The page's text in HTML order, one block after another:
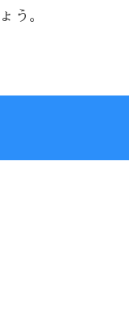
う。